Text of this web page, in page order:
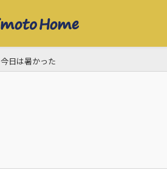
今日は暑かった